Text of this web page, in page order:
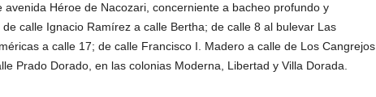
avenida Héroe de Nacozari, concerniente a bacheo profundo y
calle Ignacio Ramírez a calle Bertha; de calle 8 al bulevar Las
a calle 17; de calle Francisco I. Madero a calle de Los Cangrejos
Prado Dorado, en las colonias Moderna, Libertad y Villa Dorada.